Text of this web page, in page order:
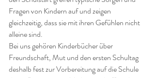
Fragen von Kindern auf und zeigen
gleichzeitig, dass sie mit ihren Gefühlen nicht
alleine sind.
Bei uns gehören Kinderbücher über
Freundschaft, Mut und den ersten Schultag
deshalb fest zur Vorbereitung auf die Schule